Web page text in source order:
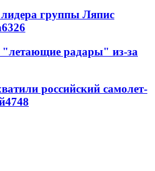
группы Ляпис
6326
радары" из-за
российский самолет-
4748